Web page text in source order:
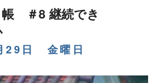
＃8 継続でき
29日 金曜日